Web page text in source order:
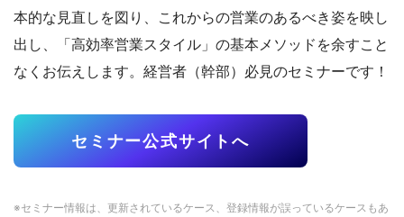
本的な見直しを図り、これからの営業のあるべき姿を映し
出し、「高効率営業スタイル」の基本メソッドを余すこと
なくお伝えします。経営者（幹部）必見のセミナーです！
セミナー公式サイトへ
※セミナー情報は、更新されているケース、登録情報が誤っているケースもあ